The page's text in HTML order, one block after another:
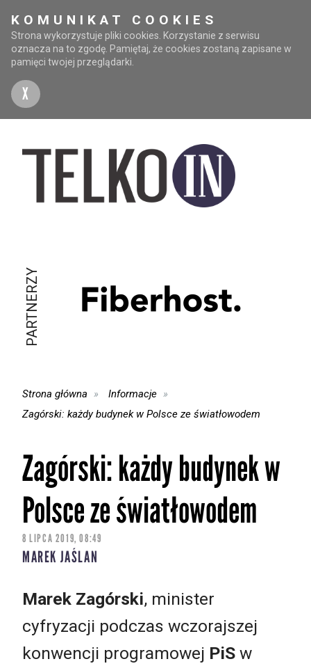
KOMUNIKAT COOKIES
Strona wykorzystuje pliki cookies. Korzystanie z serwisu
oznacza na to zgodę. Pamiętaj, że cookies zostaną zapisane w
pamięci twojej przeglądarki.
X
PARTNERZY
Strona główna
Informacje
Zagórski: każdy budynek w Polsce ze światłowodem
Zagórski: każdy budynek w
Polsce ze światłowodem
8 LIPCA 2019, 08:49
MAREK JAŚLAN
Marek Zagórski, minister
cyfryzacji podczas wczorajszej
konwencji programowej PiS w